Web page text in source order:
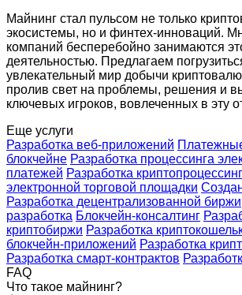
Майнинг стал пульсом не только
экосистемы, но и финтех-инноваций.
компаний бесперебойно занимаются
деятельностью. Предлагаем
увлекательный мир добычи
пролив свет на проблемы, решения и
ключевых игроков, вовлеченных в эту
Еще услуги
Разработка веб-приложений
блокчейне Разработка процессинга
платежей Разработка
электронной торговой площадки
Разработка децентрализованной биржи
разработка Блокчейн-консалтинг
криптобиржи Разработка
блокчейн-приложений Разработка
Разработка смарт-контрактов
FAQ
Что такое майнинг?